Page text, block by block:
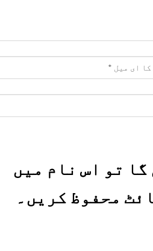
تو اس نام میں
محفوظ کریں۔